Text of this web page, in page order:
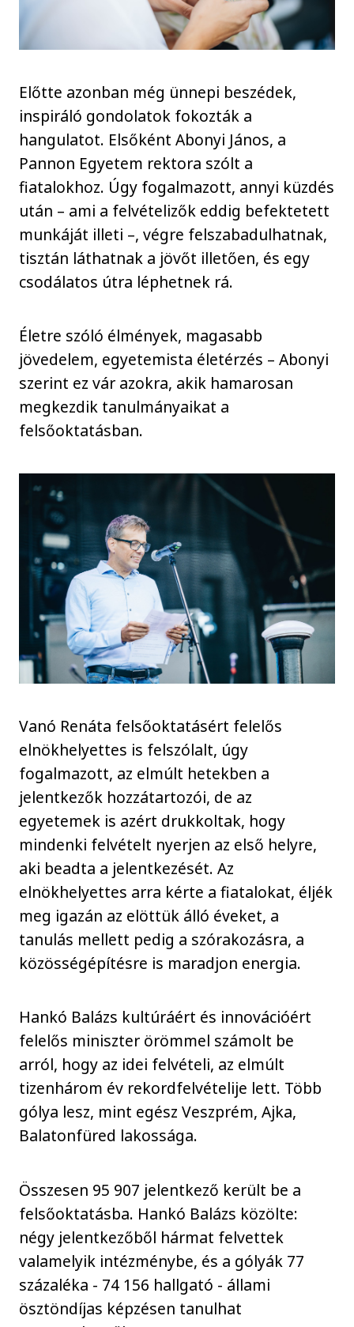
Előtte azonban még ünnepi beszédek,
inspiráló gondolatok fokozták a
hangulatot. Elsőként Abonyi János, a
Pannon Egyetem rektora szólt a
fiatalokhoz. Úgy fogalmazott, annyi küzdés
után – ami a felvételizők eddig befektetett
munkáját illeti –, végre felszabadulhatnak,
tisztán láthatnak a jövőt illetően, és egy
csodálatos útra léphetnek rá.
Életre szóló élmények, magasabb
jövedelem, egyetemista életérzés – Abonyi
szerint ez vár azokra, akik hamarosan
megkezdik tanulmányaikat a
felsőoktatásban.
Vanó Renáta felsőoktatásért felelős
elnökhelyettes is felszólalt, úgy
fogalmazott, az elmúlt hetekben a
jelentkezők hozzátartozói, de az
egyetemek is azért drukkoltak, hogy
mindenki felvételt nyerjen az első helyre,
aki beadta a jelentkezését. Az
elnökhelyettes arra kérte a fiatalokat, éljék
meg igazán az elöttük álló éveket, a
tanulás mellett pedig a szórakozásra, a
közösségépítésre is maradjon energia.
Hankó Balázs kultúráért és innovációért
felelős miniszter örömmel számolt be
arról, hogy az idei felvételi, az elmúlt
tizenhárom év rekordfelvételije lett. Több
gólya lesz, mint egész Veszprém, Ajka,
Balatonfüred lakossága.
Összesen 95 907 jelentkező került be a
felsőoktatásba. Hankó Balázs közölte:
négy jelentkezőből hármat felvettek
valamelyik intézménybe, és a gólyák 77
százaléka - 74 156 hallgató - állami
ösztöndíjas képzésen tanulhat